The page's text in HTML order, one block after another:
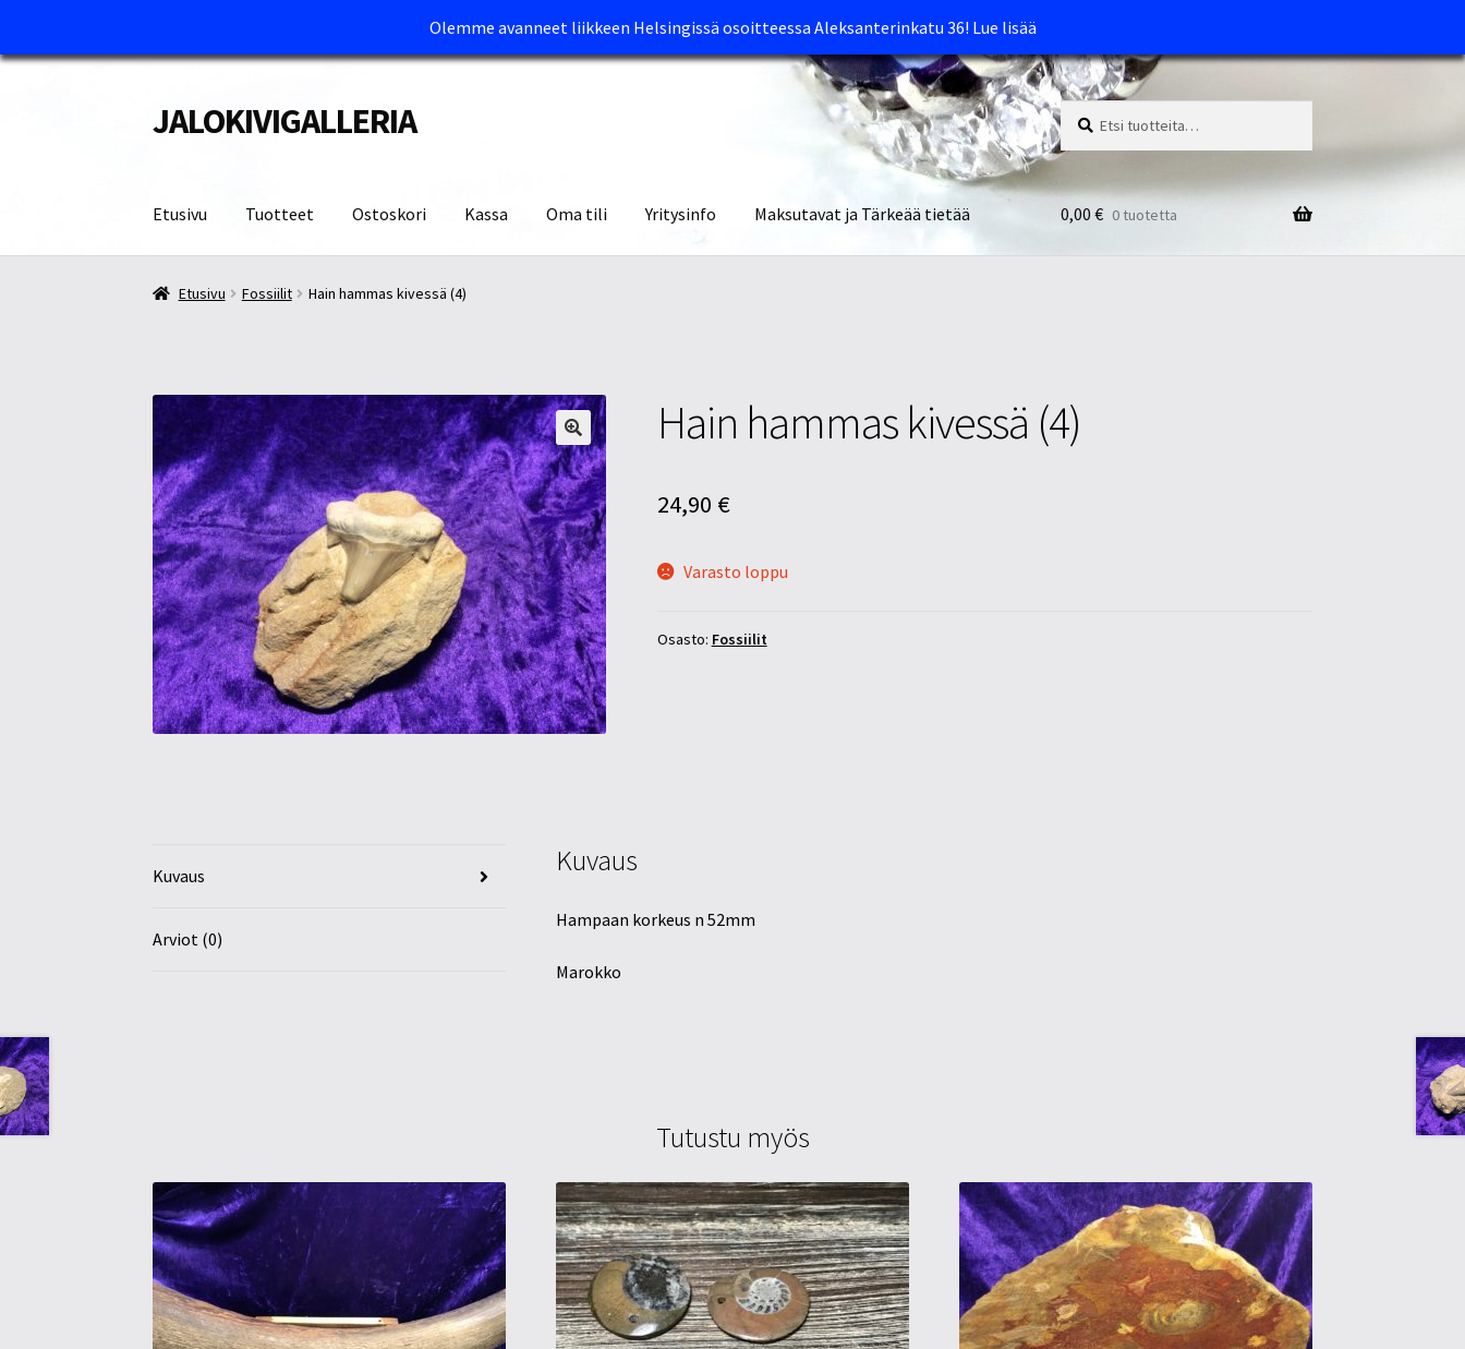
Olemme avanneet liikkeen Helsingissä osoitteessa Aleksanterinkatu 36! Lue lisää
Siirry
navigointiin
Siirry
sisältöön
JALOKIVIGALLERIA Etsi:
Haku
Etusivu Tuotteet Ostoskori Kassa Oma tili Yritysinfo Maksutavat ja Tärkeää tietää
Etusivu Kassa Maksutavat ja Tärkeää tietää
0,00 € 0 tuotetta
Etusivu Fossiilit Hain hammas kivessä (4)
Hain hammas kivessä (4)
24,90 €
Varasto loppu
Osasto: Fossiilit
Kuvaus
Arviot (0)
Kuvaus
Hampaan korkeus n 52mm
Marokko
Tutustu myös